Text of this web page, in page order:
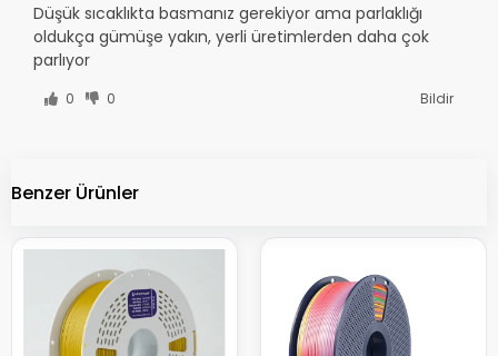
Düşük sıcaklıkta basmanız gerekiyor ama parlaklığı
oldukça gümüşe yakın, yerli üretimlerden daha çok
parlıyor
0 0 Bildir
Benzer Ürünler